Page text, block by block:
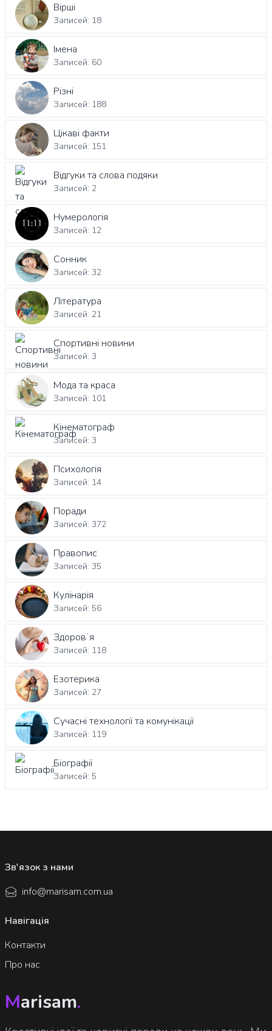
Вірші
Записей: 18
Імена
Записей: 60
Різні
Записей: 188
Цікаві факти
Записей: 151
Відгуки та слова подяки
Записей: 2
Нумерологія
Записей: 12
Сонник
Записей: 32
Література
Записей: 21
Спортивні новини
Записей: 3
Мода та краса
Записей: 101
Кінематограф
Записей: 3
Психологія
Записей: 14
Поради
Записей: 372
Правопис
Записей: 35
Кулінарія
Записей: 56
Здоровʼя
Записей: 118
Езотерика
Записей: 27
Сучасні технології та комунікації
Записей: 119
Біографії
Записей: 5
Marisam.
Навігація
Контакти
Про нас
Зв'язок з нами
info@marisam.com.ua